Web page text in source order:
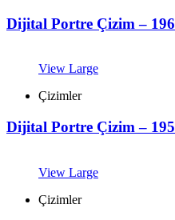
Dijital Portre Çizim – 196
View Large
Çizimler
Dijital Portre Çizim – 195
View Large
Çizimler